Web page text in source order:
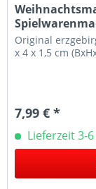
Original
x 4 x 1,5 cm
7,99 € *
Lieferzeit 3-